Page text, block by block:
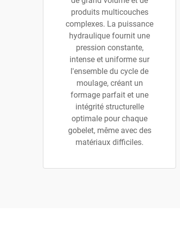
produits multicouches
complexes. La puissance
hydraulique fournit une
pression constante,
intense et uniforme sur
l'ensemble du cycle de
moulage, créant un
formage parfait et une
intégrité structurelle
optimale pour chaque
gobelet, même avec des
matériaux difficiles.